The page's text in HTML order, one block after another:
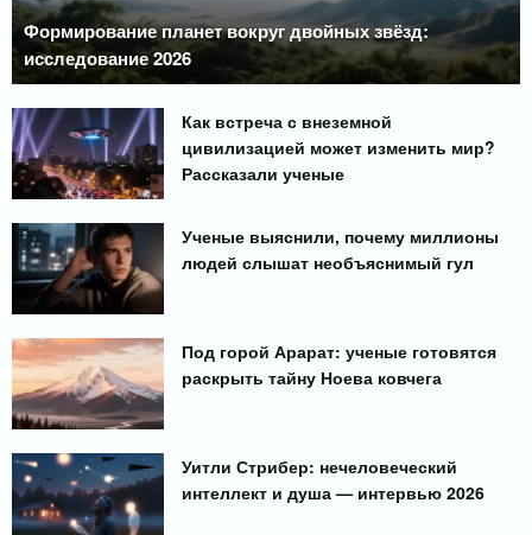
Формирование планет вокруг двойных звёзд:
исследование 2026
Как встреча с внеземной
цивилизацией может изменить мир?
Рассказали ученые
Ученые выяснили, почему миллионы
людей слышат необъяснимый гул
Под горой Арарат: ученые готовятся
раскрыть тайну Ноева ковчега
Уитли Стрибер: нечеловеческий
интеллект и душа — интервью 2026